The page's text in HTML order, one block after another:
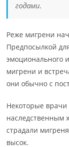
годами.
Реже мигрени
Предпосылкой
эмоционального
мигрени и
они обычно с
Некоторые врачи
наследственным
страдали
высок.